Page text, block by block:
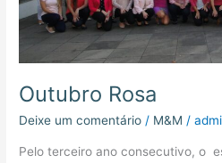
Outubro Rosa
Deixe um comentário / M&M /
Pelo terceiro ano consecutivo, o